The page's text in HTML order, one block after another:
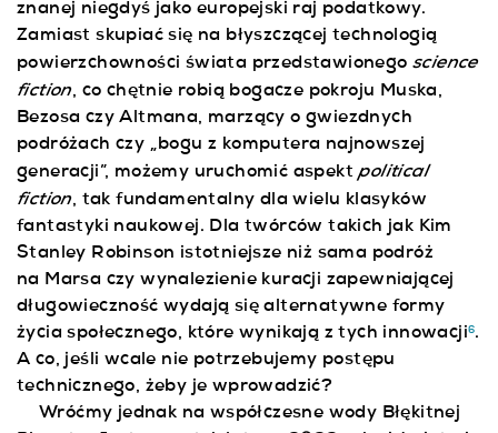
znanej niegdyś jako europejski raj podatkowy.
Zamiast skupiać się na błyszczącej technologią
powierzchowności świata przedstawionego science
fiction, co chętnie robią bogacze pokroju Muska,
Bezosa czy Altmana, marzący o gwiezdnych
podróżach czy „bogu z komputera najnowszej
generacji”, możemy uruchomić aspektpolitical
fiction, tak fundamentalny dla wielu klasyków
fantastyki naukowej. Dla twórców takich jak Kim
Stanley Robinson istotniejsze niż sama podróż
na Marsa czy wynalezienie kuracji zapewniającej
długowieczność wydają się alternatywne formy
życia społecznego, które wynikają z tych innowacji6.
A co, jeśli wcale nie potrzebujemy postępu
technicznego, żeby je wprowadzić?
Wróćmy jednak na współczesne wody Błękitnej